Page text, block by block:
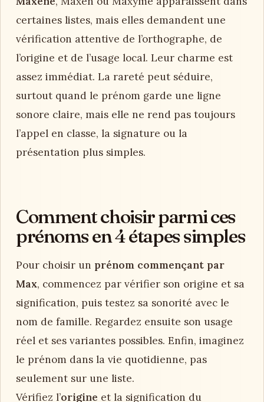
certaines listes, mais elles demandent une
vérification attentive de l’orthographe, de
l’origine et de l’usage local. Leur charme est
assez immédiat. La rareté peut séduire,
surtout quand le prénom garde une ligne
sonore claire, mais elle ne rend pas toujours
l’appel en classe, la signature ou la
présentation plus simples.
Comment choisir parmi ces
prénoms en 4 étapes simples
Pour choisir un prénom commençant par
Max, commencez par vérifier son origine et sa
signification, puis testez sa sonorité avec le
nom de famille. Regardez ensuite son usage
réel et ses variantes possibles. Enfin, imaginez
le prénom dans la vie quotidienne, pas
seulement sur une liste.
Vérifiez l’origine et la signification du